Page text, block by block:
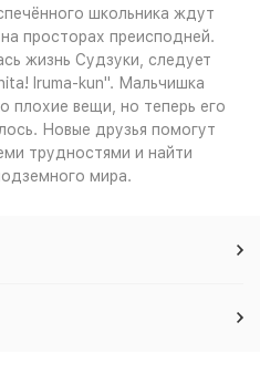
школьника ждут
просторах преисподней.
жизнь Судзуки, следует
Iruma-kun". Мальчишка
плохие вещи, но теперь его
Новые друзья помогут
трудностями и найти
мира.